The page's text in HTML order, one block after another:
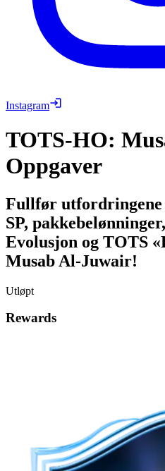
Instagram
TOTS-HO:
Oppgaver
Fullfør utfordringene
SP,
Evolusjon og TOTS
Musab Al-Juwair!
Utløpt
Rewards